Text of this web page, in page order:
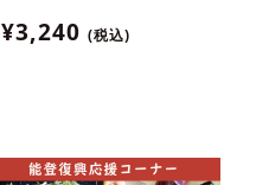
¥3,240 (税込)